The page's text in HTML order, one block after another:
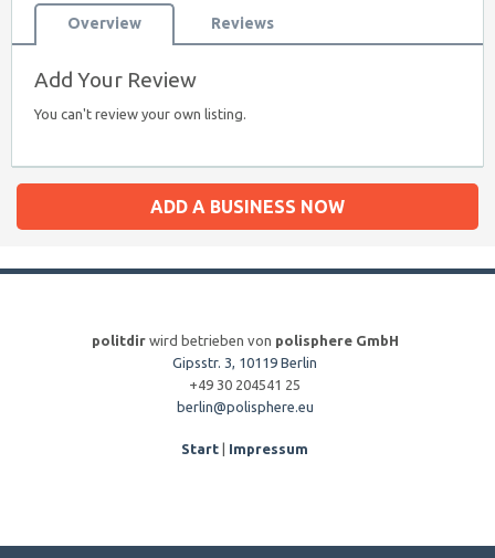
Overview Reviews
Add Your Review
You can't review your own listing.
ADD A BUSINESS NOW
politdirwird betrieben von polisphere GmbH
Gipsstr. 3, 10119 Berlin
+49 30 204541 25
berlin@polisphere.eu
Start Impressum